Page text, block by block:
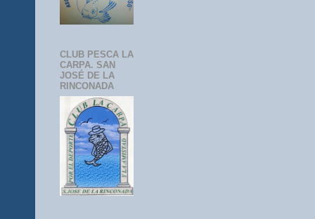
CLUB PESCA LA
CARPA. SAN
JOSÉ DE LA
RINCONADA